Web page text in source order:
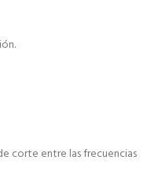
corte entre las frecuencias